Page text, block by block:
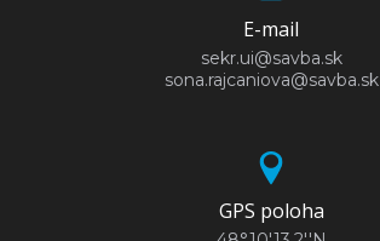
E-mail
sekr.ui@savba.sk
sona.rajcaniova@savba.sk
GPS poloha